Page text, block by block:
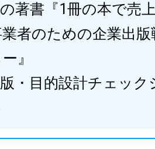
著書『1冊の本で売
者のための企業出
』
・目的設計チェック